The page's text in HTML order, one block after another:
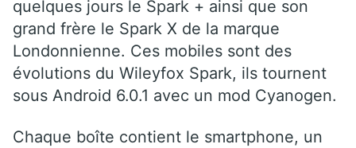
quelques jours le Spark + ainsi que son
grand frère le Spark X de la marque
Londonnienne. Ces mobiles sont des
évolutions du Wileyfox Spark, ils tournent
sous Android 6.0.1 avec un mod Cyanogen.
Chaque boîte contient le smartphone, un